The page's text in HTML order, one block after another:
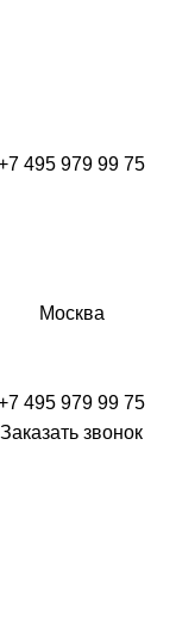
495 979 99 75
Москва
495 979 99 75
Заказать звонок